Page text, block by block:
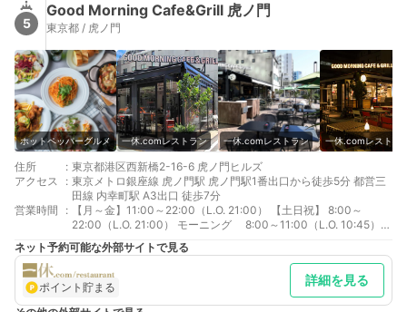
5
Good Morning Cafe&Grill 虎ノ門
東京都 / 虎ノ門
ホットペッパーグルメ 一休.comレストラン 一休.comレストラン 一休.comレストラ
住所 : 東京都港区西新橋2-16-6 虎ノ門ヒルズ
アクセス
: 東京メトロ銀座線 虎ノ門駅 虎ノ門駅1番出口から徒歩5分 都営三
田線 内幸町駅 A3出口 徒歩7分
営業時間
:
【月～金】11:00～22:00（L.O. 21:00） 【土日祝】 8:00～
22:00（L.O. 21:00） モーニング 8:00～11:00（L.O. 10:45）*
予約最終入店 10:30 ランチ 11:00～15:00（L.O. 15:00）*
予約入店最終 14:30 カフェ 15:00～17:00 ディナー
17:00～22:00（L.O. 21:00）*予約最終入店 20:30
ネット予約可能な外部サイトで見る
ポイント貯まる 詳細を見る